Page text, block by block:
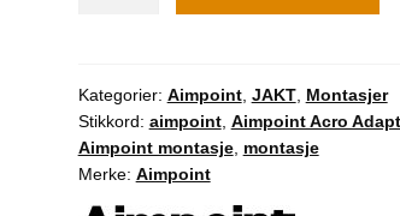
for
HK
SFP9
antall
Kategorier: Aimpoint, JAKT, Montasjer
Stikkord: aimpoint, Aimpoint Acro
Aimpoint montasje, montasje
Merke: Aimpoint